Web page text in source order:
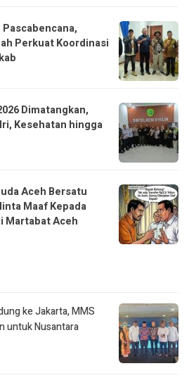
Perkuat Koordinasi
Dimatangkan,
Kesehatan hingga
Aceh Bersatu
Maaf Kepada
Martabat Aceh
ke Jakarta, MMS
untuk Nusantara